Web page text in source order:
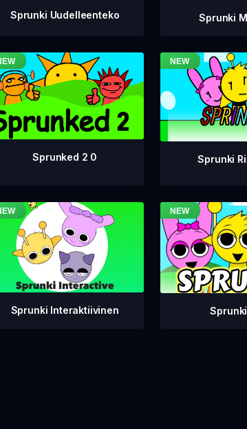
Sprunki Uudelleenteko Sprunki
Sprunked 2 0 Sprunki
Sprunki Interaktiivinen